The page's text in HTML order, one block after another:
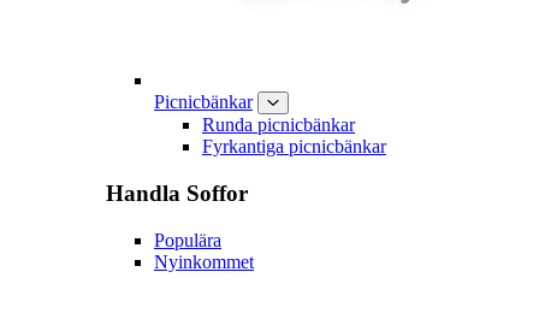
Picnicbänkar
Runda picnicbänkar
Fyrkantiga picnicbänkar
Handla Soffor
Populära
Nyinkommet